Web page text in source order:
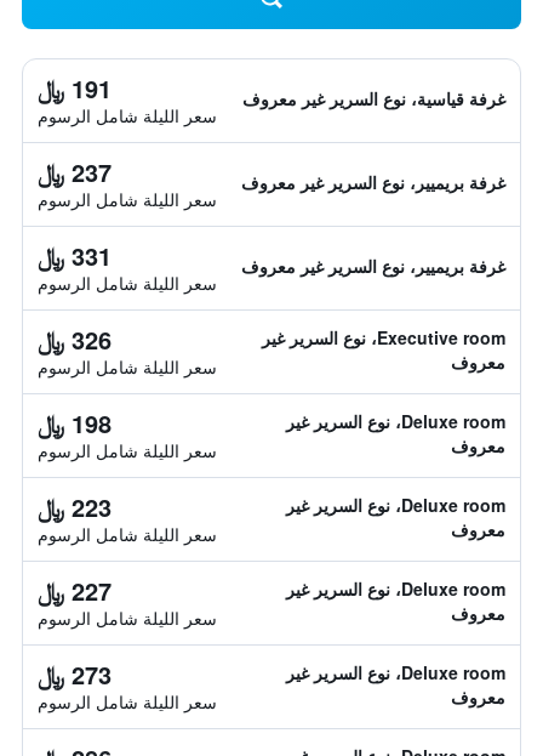
غرفة قياسية، نوع السرير غير معروف 191 ﷼
سعر الليلة شامل الرسوم
غرفة بريميير، نوع السرير غير معروف 237 ﷼
سعر الليلة شامل الرسوم
غرفة بريميير، نوع السرير غير معروف 331 ﷼
سعر الليلة شامل الرسوم
Executive room، نوع السرير غير
معروف
326 ﷼
سعر الليلة شامل الرسوم
Deluxe room، نوع السرير غير
معروف
198 ﷼
سعر الليلة شامل الرسوم
Deluxe room، نوع السرير غير
معروف
223 ﷼
سعر الليلة شامل الرسوم
Deluxe room، نوع السرير غير
معروف
227 ﷼
سعر الليلة شامل الرسوم
Deluxe room، نوع السرير غير
معروف
273 ﷼
سعر الليلة شامل الرسوم